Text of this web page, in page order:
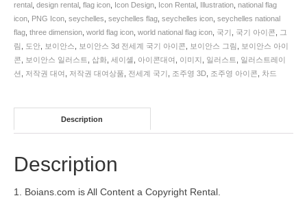
rental design rental flag icon Icon Design Icon Rental Illustration national flag
icon PNG Icon seychelles seychelles flag seychelles icon seychelles national
flag three dimension world flag icon world national flag icon 국기 국기 아이콘
그
림
도안 보이안스 보이안스 3d 전세계 국기 아이콘 보이안스 그림
보이안스 아이
콘
보이안스 일러스트 삽화 세이셸 아이콘대여 이미지 일러스트
일러스트레이
션
저작권 대여 저작권 대여상품 전세계 국기 조주영 3D 조주영 아이콘 차드
Description
Description
1. Boians.com is All Content a Copyright Rental.